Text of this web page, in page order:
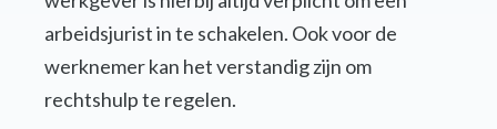
arbeidsjurist in te schakelen. Ook voor de
werknemer kan het verstandig zijn om
rechtshulp te regelen.